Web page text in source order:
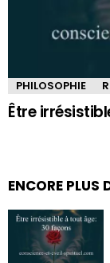
PHILOSOPHIE
Être
ENCORE PLUS